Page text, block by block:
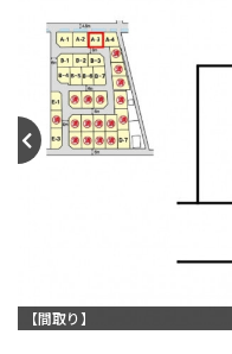
【間取り】